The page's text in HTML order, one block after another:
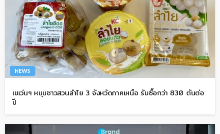
NEWS
เซเว่นฯ หนุนชาวสวนลำไย 3 จังหวัดภาคเหนือ รับซื้อกว่า 830 ตันต่อ
ปี